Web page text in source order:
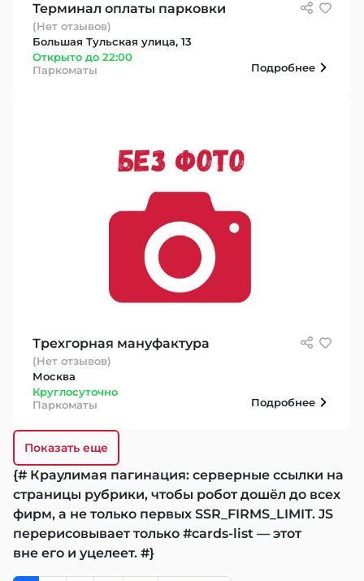
Терминал оплаты парковки
(Нет отзывов)
Большая Тульская улица, 13
Открыто до 22:00
Паркоматы
Подробнее
Трехгорная мануфактура
(Нет отзывов)
Москва
Круглосуточно
Паркоматы
Подробнее
Показать еще
{# Краулимая пагинация: серверные ссылки на
страницы рубрики, чтобы робот дошёл до всех
фирм, а не только первых SSR_FIRMS_LIMIT. JS
перерисовывает только #cards-list — этот
вне его и уцелеет. #}